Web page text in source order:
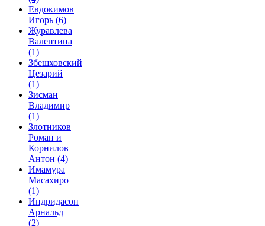
Евдокимов
Игорь (6)
Журавлева
Валентина
(1)
Збешховский
Цезарий
(1)
Зисман
Владимир
(1)
Злотников
Роман и
Корнилов
Антон (4)
Имамура
Масахиро
(1)
Индридасон
Арнальд
(2)